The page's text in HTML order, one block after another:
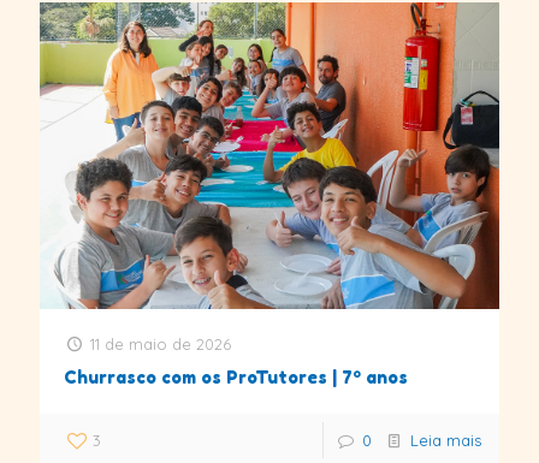
11 de maio de 2026
Churrasco com os ProTutores | 7º anos
3 0 Leia mais